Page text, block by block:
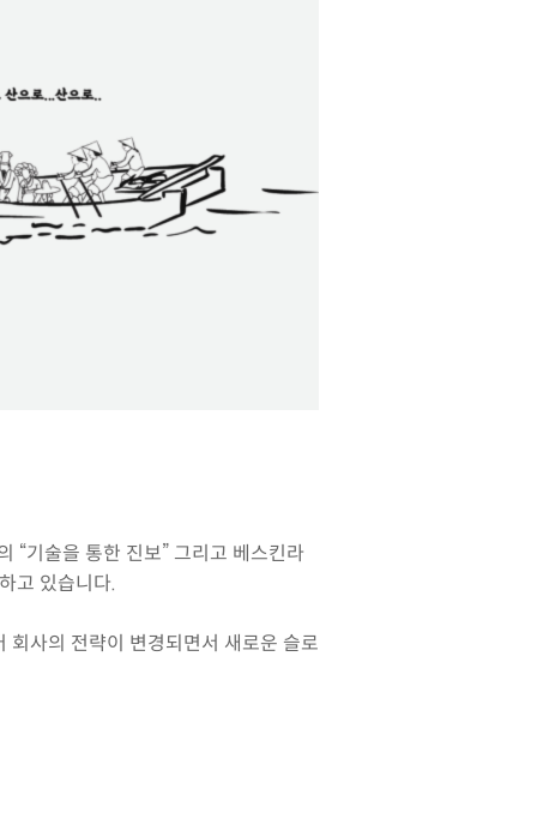
“기술을 통한 진보” 그리고 베스킨라
하고 있습니다.
회사의 전략이 변경되면서 새로운 슬로